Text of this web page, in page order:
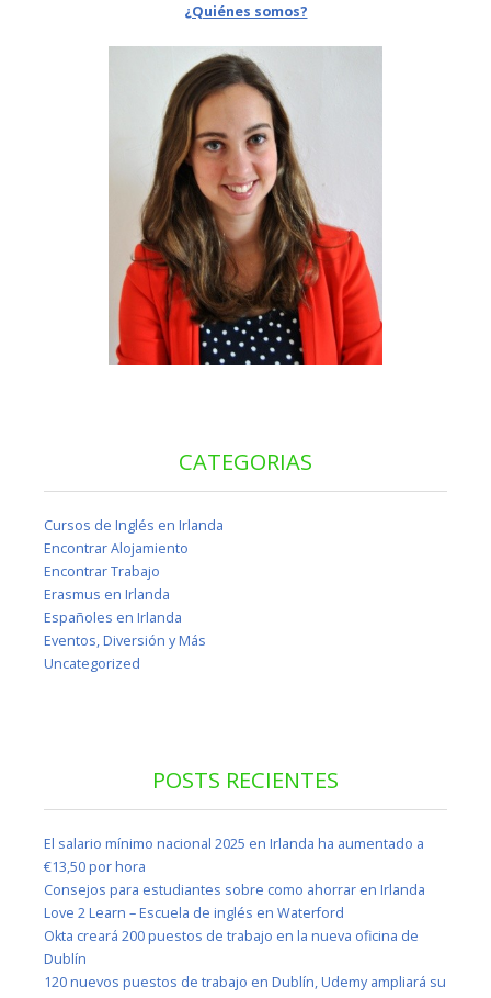
¿Quiénes somos?
CATEGORIAS
Cursos de Inglés en Irlanda
Encontrar Alojamiento
Encontrar Trabajo
Erasmus en Irlanda
Españoles en Irlanda
Eventos, Diversión y Más
Uncategorized
POSTS RECIENTES
El salario mínimo nacional 2025 en Irlanda ha aumentado a
€13,50 por hora
Consejos para estudiantes sobre como ahorrar en Irlanda
Love 2 Learn – Escuela de inglés en Waterford
Okta creará 200 puestos de trabajo en la nueva oficina de
Dublín
120 nuevos puestos de trabajo en Dublín, Udemy ampliará su